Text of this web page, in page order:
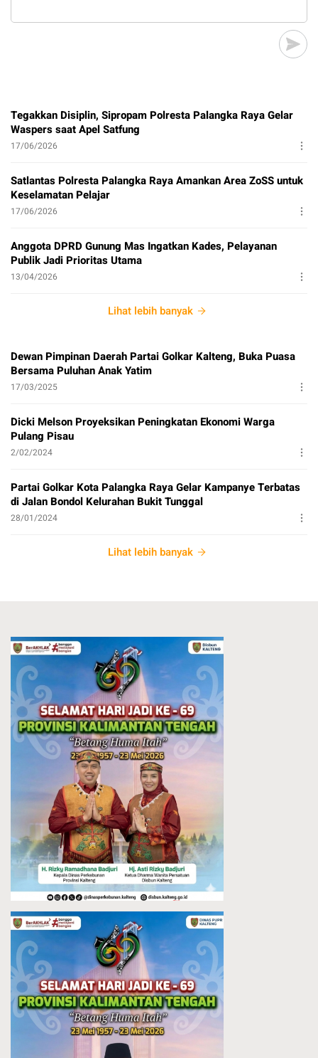
Tegakkan Disiplin, Sipropam Polresta Palangka Raya Gelar
Waspers saat Apel Satfung
17/06/2026
Satlantas Polresta Palangka Raya Amankan Area ZoSS untuk
Keselamatan Pelajar
17/06/2026
Anggota DPRD Gunung Mas Ingatkan Kades, Pelayanan
Publik Jadi Prioritas Utama
13/04/2026
Lihat lebih banyak
Dewan Pimpinan Daerah Partai Golkar Kalteng, Buka Puasa
Bersama Puluhan Anak Yatim
17/03/2025
Dicki Melson Proyeksikan Peningkatan Ekonomi Warga
Pulang Pisau
2/02/2024
Partai Golkar Kota Palangka Raya Gelar Kampanye Terbatas
di Jalan Bondol Kelurahan Bukit Tunggal
28/01/2024
Lihat lebih banyak